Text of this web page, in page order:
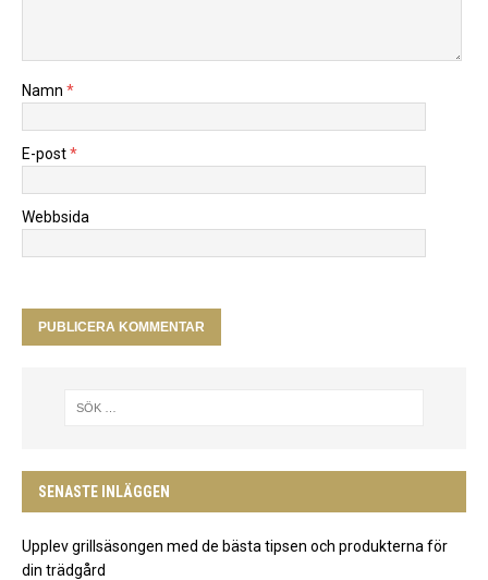
Namn *
E-post*
Webbsida
SENASTE INLÄGGEN
Upplev grillsäsongen med de bästa tipsen och produkterna för
din trädgård